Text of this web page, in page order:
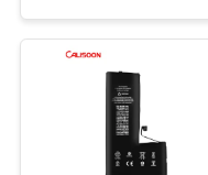
เกี่ยวแบตเต
สำหรับ